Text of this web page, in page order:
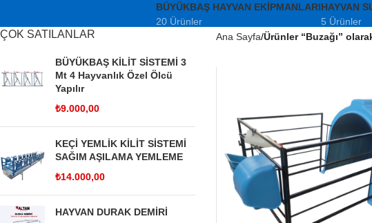
BÜYÜKBAŞ HAYVAN EKIPMANLARI
20 Ürünler
HAYVAN
5 Ürünler
ÇOK SATILANLAR
BÜYÜKBAŞ KİLİT SİSTEMİ 3
Mt 4 Hayvanlık Özel Ölcü
Yapılır
₺9.000,00
KEÇİ YEMLİK KİLİT SİSTEMİ
SAĞIM AŞILAMA YEMLEME
₺14.000,00
HAYVAN DURAK DEMİRİ
Ana Sayfa Ürünler “Buzağı”